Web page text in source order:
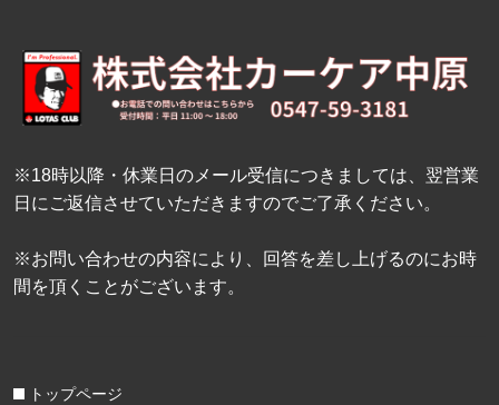
※18時以降・休業日のメール受信につきましては、翌営業
日にご返信させていただきますのでご了承ください。
※お問い合わせの内容により、回答を差し上げるのにお時
間を頂くことがございます。
トップページ